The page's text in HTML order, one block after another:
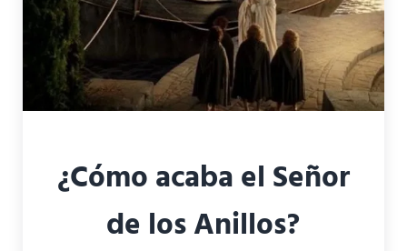
¿Cómo acaba el Señor
de los Anillos?